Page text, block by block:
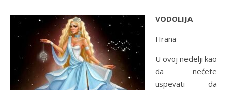
VODOLIJA
Hrana
U ovoj nedelji kao
da nećete
uspevati da